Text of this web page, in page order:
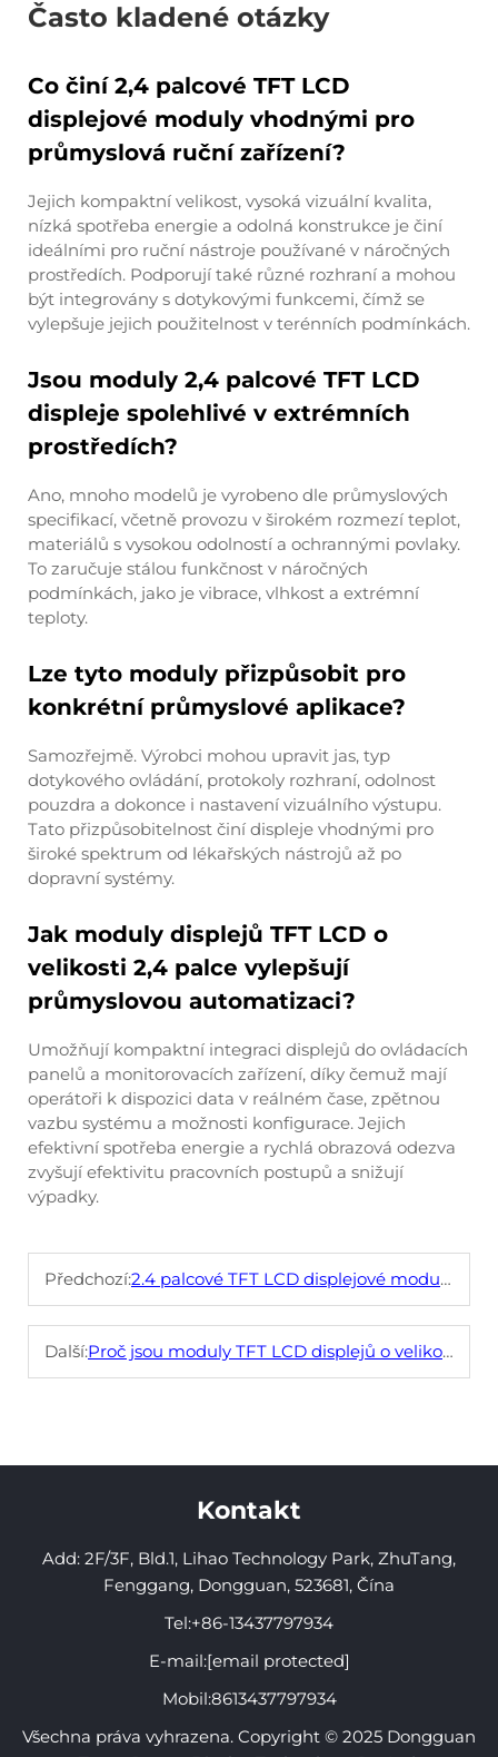
Často kladené otázky
Co činí 2,4 palcové TFT LCD
displejové moduly vhodnými pro
průmyslová ruční zařízení?
Jejich kompaktní velikost, vysoká vizuální kvalita,
nízká spotřeba energie a odolná konstrukce je činí
ideálními pro ruční nástroje používané v náročných
prostředích. Podporují také různé rozhraní a mohou
být integrovány s dotykovými funkcemi, čímž se
vylepšuje jejich použitelnost v terénních podmínkách.
Jsou moduly 2,4 palcové TFT LCD
displeje spolehlivé v extrémních
prostředích?
Ano, mnoho modelů je vyrobeno dle průmyslových
specifikací, včetně provozu v širokém rozmezí teplot,
materiálů s vysokou odolností a ochrannými povlaky.
To zaručuje stálou funkčnost v náročných
podmínkách, jako je vibrace, vlhkost a extrémní
teploty.
Lze tyto moduly přizpůsobit pro
konkrétní průmyslové aplikace?
Samozřejmě. Výrobci mohou upravit jas, typ
dotykového ovládání, protokoly rozhraní, odolnost
pouzdra a dokonce i nastavení vizuálního výstupu.
Tato přizpůsobitelnost činí displeje vhodnými pro
široké spektrum od lékařských nástrojů až po
dopravní systémy.
Jak moduly displejů TFT LCD o
velikosti 2,4 palce vylepšují
průmyslovou automatizaci?
Umožňují kompaktní integraci displejů do ovládacích
panelů a monitorovacích zařízení, díky čemuž mají
operátoři k dispozici data v reálném čase, zpětnou
vazbu systému a možnosti konfigurace. Jejich
efektivní spotřeba energie a rychlá obrazová odezva
zvyšují efektivitu pracovních postupů a snižují
výpadky.
Předchozí:2.4 palcové TFT LCD displejové moduly výhody pro vestavěné systémy
Další:Proč jsou moduly TFT LCD displejů o velikosti 2,4 palce ideální pro kompaktní zařízení?
Kontakt
Add: 2F/3F, Bld.1, Lihao Technology Park, ZhuTang,
Fenggang, Dongguan, 523681, Čína
Tel:+86-13437797934
E-mail:[email protected]
Mobil:8613437797934
Všechna práva vyhrazena. Copyright © 2025 Dongguan